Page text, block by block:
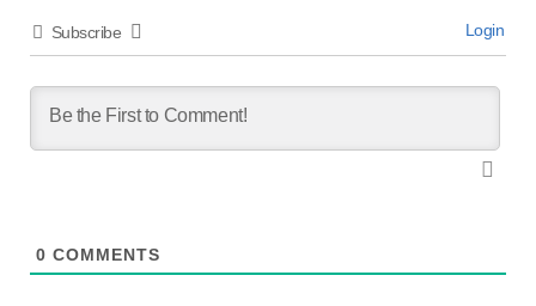
Subscribe Login
0 COMMENTS